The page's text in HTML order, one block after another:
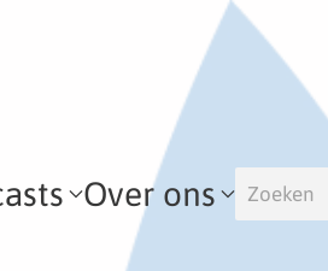
Over ons